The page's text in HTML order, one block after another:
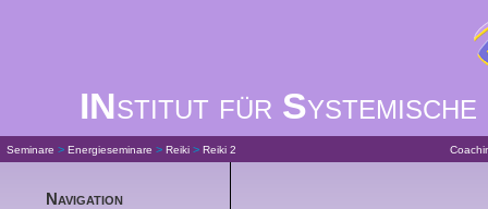
INstitut für S
Seminare > Energieseminare > Reiki > Reiki 2
Navigation